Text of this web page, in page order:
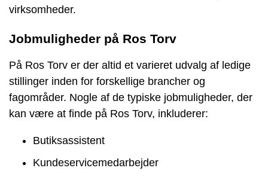
virksomheder.
Jobmuligheder på Ros Torv
På Ros Torv er der altid et varieret udvalg af ledige
stillinger inden for forskellige brancher og
fagområder. Nogle af de typiske jobmuligheder, der
kan være at finde på Ros Torv, inkluderer:
Butiksassistent
Kundeservicemedarbejder